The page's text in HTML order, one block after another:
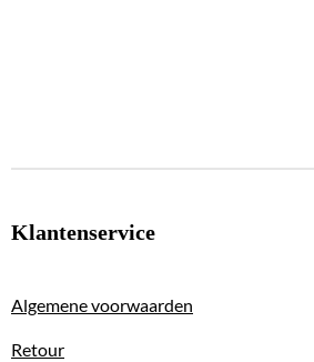
Klantenservice
Algemene voorwaarden
Retour